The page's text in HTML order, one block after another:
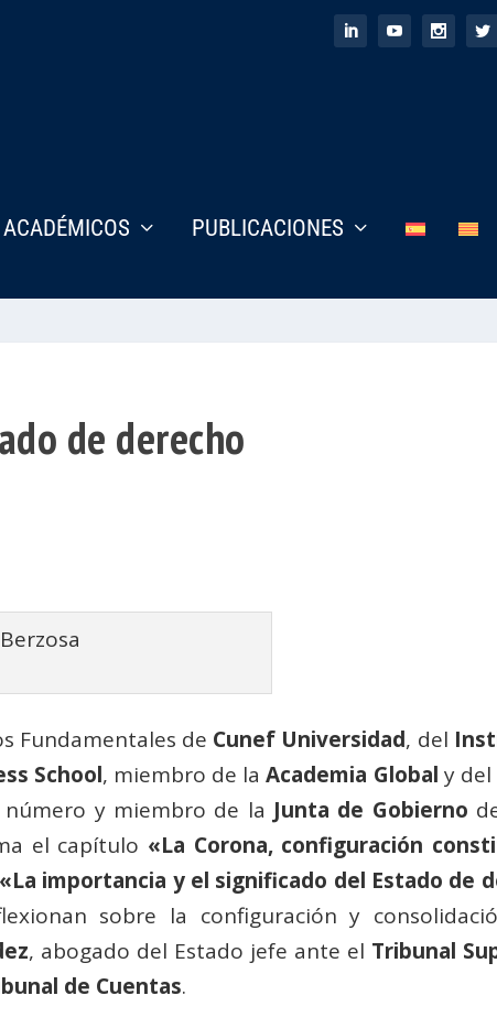
ACADÉMICOS PUBLICACIONES
de derecho
Fundamentales de Cunef Universidad, del
School, miembro de laAcademia Global y del
y miembro de la Junta de Gobierno
el capítulo «La Corona, configuración
«La importancia y el significado del Estado de
sobre la configuración y
, abogado del Estado jefe ante el Tribunal
de Cuentas.